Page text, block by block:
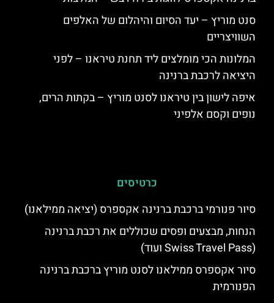
סנט מוריץ – יעד הסיום והיהלום של האלפים
השוויצריים
המלונות הכי מומלצים ליד תחנת טיראנו – לפני
היציאה לרכבת ברנינה
איפה לישון בין טיראנו לסנט מוריץ – בקתות הרים,
נופים וקסם אלפיני
כרטיסים
סיור פנורמי ברכבת ברנינה אקספרס (יציאה ממילאנו)
הנחות, מבצעים ופסים שכוללים את רכבת ברנינה
(Swiss Travel Pass ועוד)
סיור אקספרס ממילאנו לסנט מוריץ ברכבת ברנינה
הפנורמית